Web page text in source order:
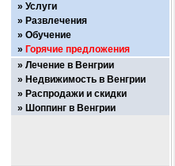
Услуги
Развлечения
Обучение
Горячие предложения
Лечение в Венгрии
Недвижимость в Венгрии
Распродажи и скидки
Шоппинг в Венгрии